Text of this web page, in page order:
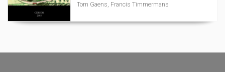
Tom Gaens, Francis Timmermans